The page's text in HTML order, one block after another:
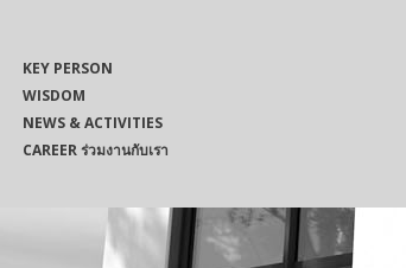
KEY PERSON
WISDOM
NEWS & ACTIVITIES
CAREER ร่วมงานกับเรา